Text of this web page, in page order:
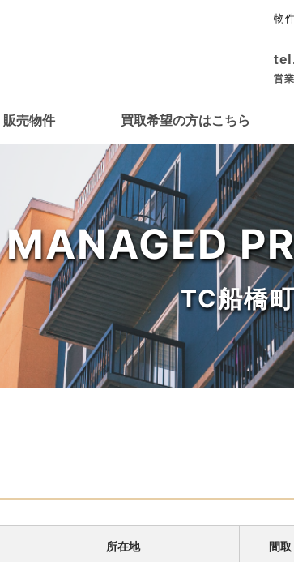
物
営
販売物件 買取希望の方はこちら
MANAGED
TC船橋町
所在地 間取